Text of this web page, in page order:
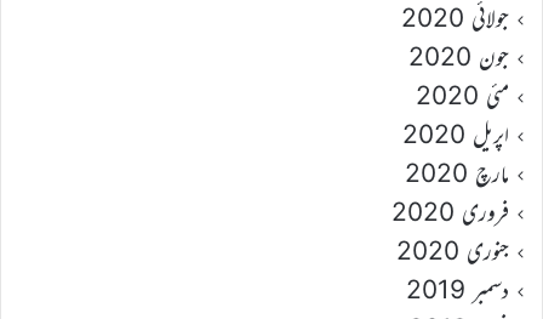
جولائی 2020
جون 2020
مئی 2020
اپریل 2020
مارچ 2020
فروری 2020
جنوری 2020
دسمبر 2019